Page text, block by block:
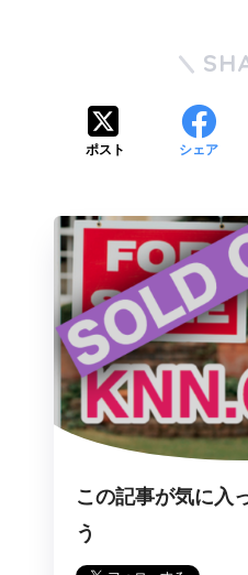
ポスト シェア
この記事が気に入
う